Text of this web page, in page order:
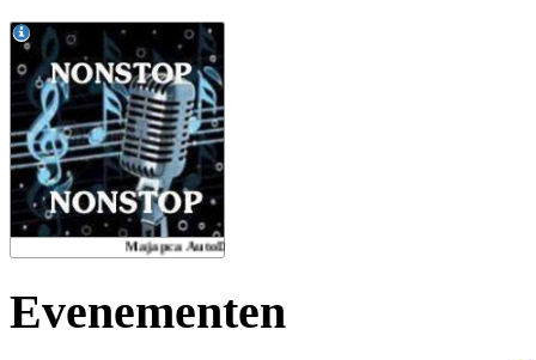
Evenementen